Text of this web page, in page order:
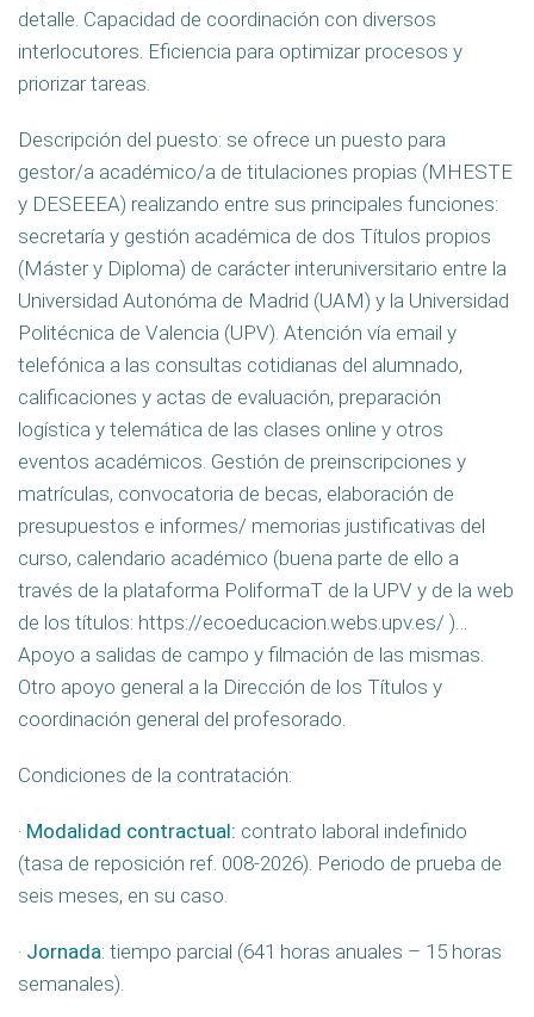
detalle. Capacidad de coordinación con diversos
interlocutores. Eficiencia para optimizar procesos y
priorizar tareas.
Descripción del puesto: se ofrece un puesto para
gestor/a académico/a de titulaciones propias (MHESTE
y DESEEEA) realizando entre sus principales funciones:
secretaría y gestión académica de dos Títulos propios
(Máster y Diploma) de carácter interuniversitario entre la
Universidad Autonóma de Madrid (UAM) y la Universidad
Politécnica de Valencia (UPV). Atención vía email y
telefónica a las consultas cotidianas del alumnado,
calificaciones y actas de evaluación, preparación
logística y telemática de las clases online y otros
eventos académicos. Gestión de preinscripciones y
matrículas, convocatoria de becas, elaboración de
presupuestos e informes/ memorias justificativas del
curso, calendario académico (buena parte de ello a
través de la plataforma PoliformaT de la UPV y de la web
de los títulos: https://ecoeducacion.webs.upv.es/ )…
Apoyo a salidas de campo y filmación de las mismas.
Otro apoyo general a la Dirección de los Títulos y
coordinación general del profesorado.
Condiciones de la contratación:
· Modalidad contractual: contrato laboral indefinido
(tasa de reposición ref. 008-2026). Periodo de prueba de
seis meses, en su caso.
· Jornada: tiempo parcial (641 horas anuales – 15 horas
semanales).